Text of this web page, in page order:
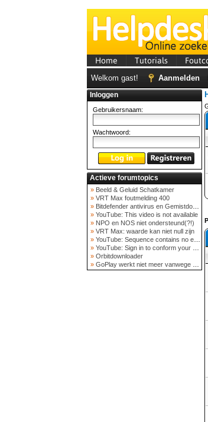
Home Tutorials
Welkom gast! Aanmelden
Inloggen
Gebruikersnaam:
Wachtwoord:
Actieve forumtopics
» Beeld & Geluid Schatkamer
» VRT Max foutmelding 400
» Bitdefender antivirus en Gemistdowloader
» YouTube: This video is not available
» NPO en NOS niet ondersteund(?!)
» VRT Max: waarde kan niet null zijn
» YouTube: Sequence contains no elements
» YouTube: Sign in to conform your not a bot
» Orbitdownloader
» GoPlay werkt niet meer vanwege nieuwe webadres